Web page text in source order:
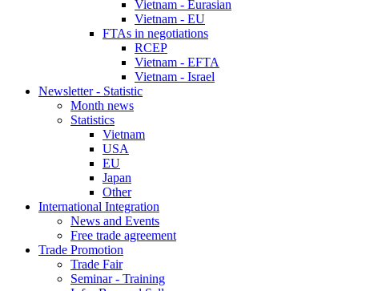
Vietnam - Eurasian
Vietnam - EU
FTAs in negotiations
RCEP
Vietnam - EFTA
Vietnam - Israel
Newsletter - Statistic
Month news
Statistics
Vietnam
USA
EU
Japan
Other
International Integration
News and Events
Free trade agreement
Trade Promotion
Trade Fair
Seminar - Training